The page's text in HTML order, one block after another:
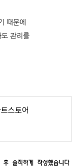
때문에
관리를
스토어